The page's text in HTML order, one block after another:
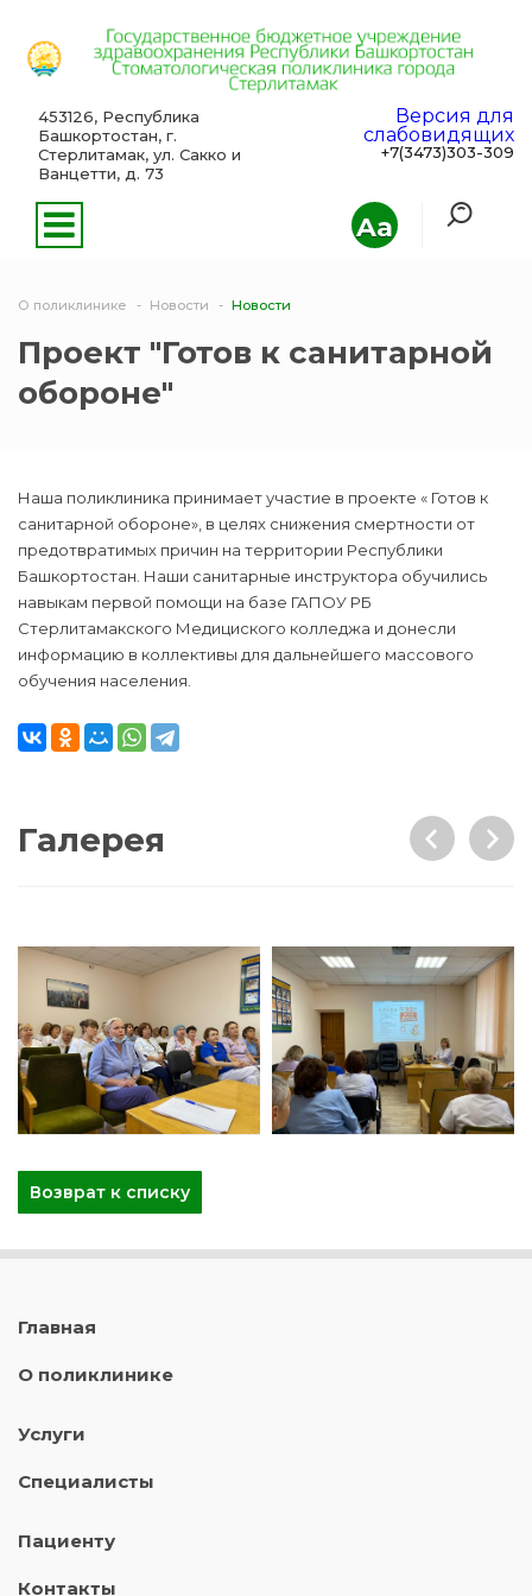
Aa
453126, Республика
Башкортостан, г.
Стерлитамак, ул. Сакко и
Ванцетти, д. 73
Версия для
слабовидящих
+7(3473)303-309
О поликлинике Новости Новости
Проект "Готов к санитарной
обороне"
Наша поликлиника принимает участие в проекте « Готов к
санитарной обороне», в целях снижения смертности от
предотвратимых причин на территории Республики
Башкортостан. Наши санитарные инструктора обучились
навыкам первой помощи на базе ГАПОУ РБ
Стерлитамакского Медициского колледжа и донесли
информацию в коллективы для дальнейшего массового
обучения населения.
Галерея
Возврат к списку
Главная
О поликлинике
Услуги
Специалисты
Пациенту
Контакты